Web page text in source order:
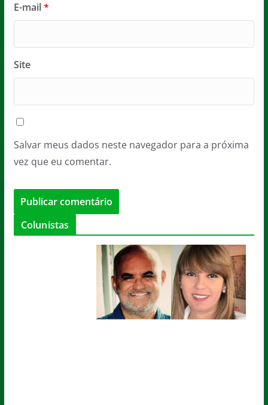
E-mail*
Site
Salvar meus dados neste navegador para a próxima
vez que eu comentar.
Colunistas